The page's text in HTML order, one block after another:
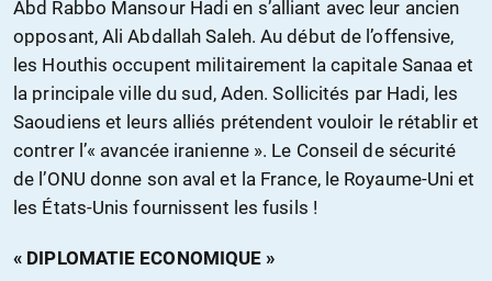
Abd Rabbo Mansour Hadi en s’alliant avec leur ancien
opposant, Ali Abdallah Saleh. Au début de l’offensive,
les Houthis occupent militairement la capitale Sanaa et
la principale ville du sud, Aden. Sollicités par Hadi, les
Saoudiens et leurs alliés prétendent vouloir le rétablir et
contrer l’« avancée iranienne ». Le Conseil de sécurité
de l’ONU donne son aval et la France, le Royaume-Uni et
les États-Unis fournissent les fusils !
« DIPLOMATIE ECONOMIQUE »